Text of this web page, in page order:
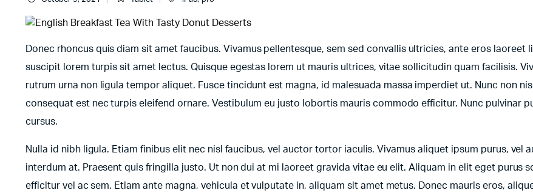
Donec rhoncus quis diam sit amet faucibus. Vivamus pellentesque, sem sed convallis ultricies, ante eros laoreet
suscipit lorem turpis sit amet lectus. Quisque egestas lorem ut mauris ultrices, vitae sollicitudin quam facilisis.
rutrum urna non ligula tempor aliquet. Fusce tincidunt est magna, id malesuada massa imperdiet ut. Nunc non
consequat est nec turpis eleifend ornare. Vestibulum eu justo lobortis mauris commodo efficitur. Nunc pulvinar
cursus.
Nulla id nibh ligula. Etiam finibus elit nec nisl faucibus, vel auctor tortor iaculis. Vivamus aliquet ipsum purus, vel
interdum at. Praesent quis fringilla justo. Ut non dui at mi laoreet gravida vitae eu elit. Aliquam in elit eget purus
efficitur vel ac sem. Etiam ante magna, vehicula et vulputate in, aliquam sit amet metus. Donec mauris eros,